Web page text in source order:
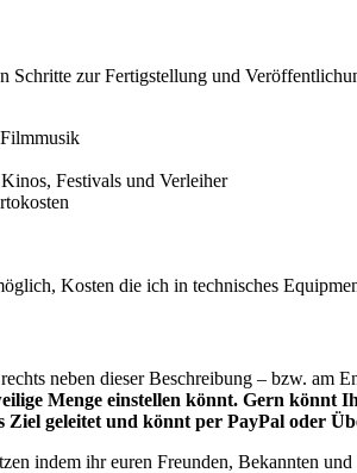
Schritte zur Fertigstellung und
Festivals und Verleiher
Kosten die ich in technisches
neben dieser Beschreibung – bzw. am
Menge einstellen könnt. Gern könnt
geleitet und könnt per PayPal oder
indem ihr euren Freunden, Bekannten